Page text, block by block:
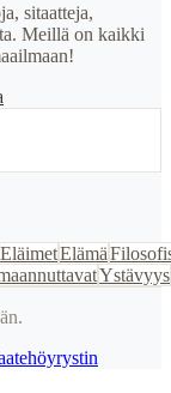
sitaatteja,
Meillä on kaikki
EläimetElämä
Ystävyys